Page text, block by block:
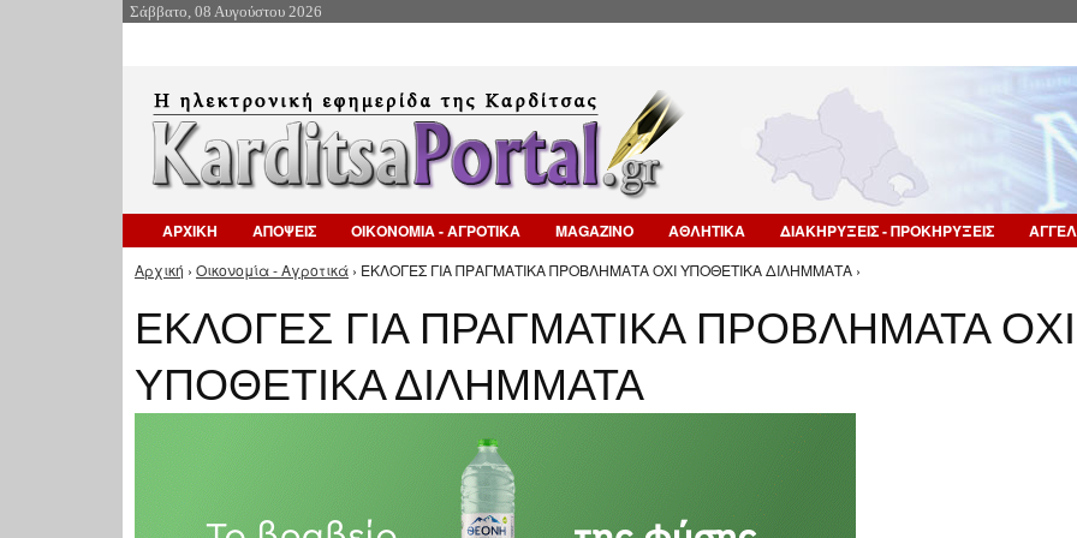
Σάββατο, 08 Αυγούστου 2026
ΑΡΧΙΚΗ ΑΠΟΨΕΙΣ ΟΙΚΟΝΟΜΙΑ - ΑΓΡΟΤΙΚΑ MAGAZINO ΑΘΛΗΤΙΚΑ ΔΙΑΚΗΡΥΞΕΙΣ - ΠΡΟΚΗΡΥΞΕΙΣ
Είστε εδώ
Αρχική › Οικονομία - Αγροτικά › ΕΚΛΟΓΕΣ ΓΙΑ ΠΡΑΓΜΑΤΙΚΑ ΠΡΟΒΛΗΜΑΤΑ ΟΧΙ ΥΠΟΘΕΤΙΚΑ ΔΙΛΗΜΜΑΤΑ ›
ΕΚΛΟΓΕΣ ΓΙΑ ΠΡΑΓΜΑΤΙΚΑ ΠΡΟΒΛΗΜΑΤΑ ΟΧΙ
ΥΠΟΘΕΤΙΚΑ ΔΙΛΗΜΜΑΤΑ